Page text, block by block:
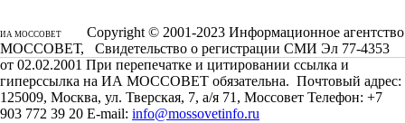
ИА МОССОВЕТ
Copyright © 2001-2023 Информационное агентство
МОССОВЕТ, Свидетельство о регистрации СМИ Эл 77-4353
от 02.02.2001 При перепечатке и цитировании ссылка и
гиперссылка на ИА МОССОВЕТ обязательна. Почтовый адрес:
125009, Москва, ул. Тверская, 7, а/я 71, Моссовет Телефон: +7
903 772 39 20 E-mail: info@mossovetinfo.ru